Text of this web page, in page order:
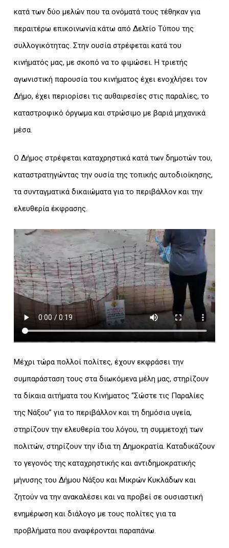
κατά των δύο μελών που τα ονόματά τους τέθηκαν για
περαιτέρω επικοινωνία κάτω από Δελτίο Τύπου της
συλλογικότητας. Στην ουσία στρέφεται κατά του
κινήματός μας, με σκοπό να το φιμώσει. Η τριετής
αγωνιστική παρουσία του κινήματος έχει ενοχλήσει τον
Δήμο, έχει περιορίσει τις αυθαιρεσίες στις παραλίες, το
καταστροφικό όργωμα και στρώσιμο με βαριά μηχανικά
μέσα.
Ο Δήμος στρέφεται καταχρηστικά κατά των δημοτών του,
καταστρατηγώντας την ουσία της τοπικής αυτοδιοίκησης,
τα συνταγματικά δικαιώματα για το περιβάλλον και την
ελευθερία έκφρασης.
Μέχρι τώρα πολλοί πολίτες, έχουν εκφράσει την
συμπαράσταση τους στα διωκόμενα μέλη μας, στηρίζουν
τα δίκαια αιτήματα του Κινήματος “Σώστε τις Παραλίες
της Νάξου” για το περιβάλλον και τη δημόσια υγεία,
στηρίζουν την ελευθερία του λόγου, τη συμμετοχή των
πολιτών, στηρίζουν την ίδια τη Δημοκρατία. Καταδικάζουν
το γεγονός της καταχρηστικής και αντιδημοκρατικής
μήνυσης του Δήμου Νάξου και Μικρών Κυκλάδων και
ζητούν να την ανακαλέσει και να προβεί σε ουσιαστική
ενημέρωση και διάλογο με τους πολίτες για τα
προβλήματα που αναφέρονται παραπάνω.